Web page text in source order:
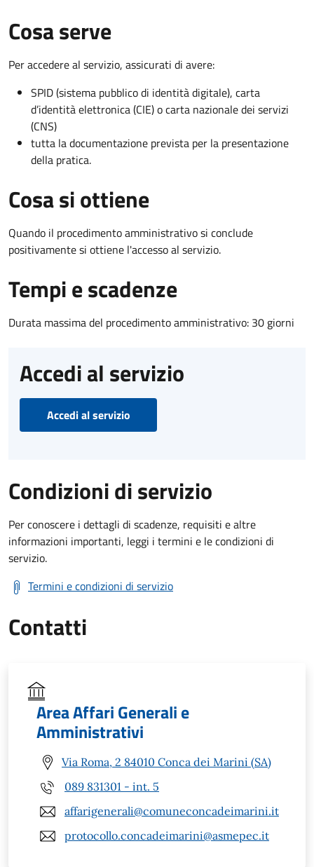
Cosa serve
Per accedere al servizio, assicurati di avere:
SPID (sistema pubblico di identità digitale), carta
d’identità elettronica (CIE) o carta nazionale dei servizi
(CNS)
tutta la documentazione prevista per la presentazione
della pratica.
Cosa si ottiene
Quando il procedimento amministrativo si conclude
positivamente si ottiene l'accesso al servizio.
Tempi e scadenze
Durata massima del procedimento amministrativo: 30 giorni
Accedi al servizio
Accedi al servizio
Condizioni di servizio
Per conoscere i dettagli di scadenze, requisiti e altre
informazioni importanti, leggi i termini e le condizioni di
servizio.
Termini e condizioni di servizio
Contatti
Area Affari Generali e
Amministrativi
Via Roma, 2 84010 Conca dei Marini (SA)
089 831301 - int. 5
affarigenerali@comuneconcadeimarini.it
protocollo.concadeimarini@asmepec.it